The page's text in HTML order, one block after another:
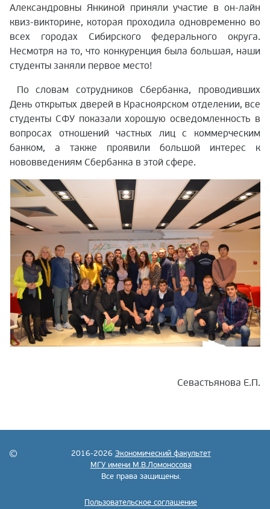
Александровны Янкиной приняли участие в он-лайн
квиз-викторине, которая проходила одновременно во
всех городах Сибирского федерального округа.
Несмотря на то, что конкуренция была большая, наши
студенты заняли первое место!
По словам сотрудников Сбербанка, проводивших
День открытых дверей в Красноярском отделении, все
студенты СФУ показали хорошую осведомленность в
вопросах отношений частных лиц с коммерческим
банком, а также проявили большой интерес к
нововведениям Сбербанка в этой сфере.
Севастьянова Е.П.
2016-2026 Экономический факультет
МГУ имени М.В.Ломоносова
Все права защищены.
Пользовательское соглашение